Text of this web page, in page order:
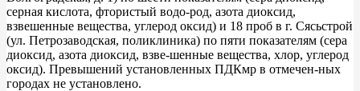
серная кислота, фтористый водо-род, азота диоксид,
взвешенные вещества, углерод оксид) и 18 проб в г. Сясьстрой
(ул. Петрозаводская, поликлиника) по пяти показателям (сера
диоксид, азота диоксид, взве-шенные вещества, хлор, углерод
оксид). Превышений установленных ПДКмр в отмечен-ных
городах не установлено.